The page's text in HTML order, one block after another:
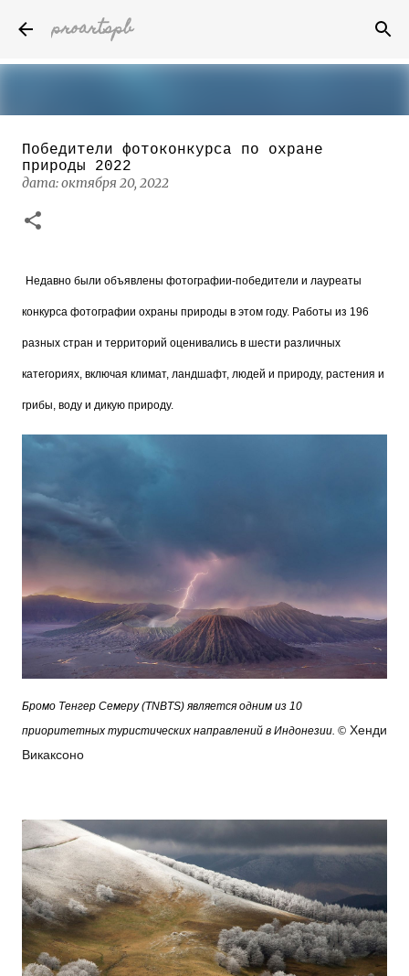
proartspb
Бумажные скульптуры канадского
художника Келвина Николса (Calvin
Nicholls)
Победители фотоконкурса по охране
природы 2022
дата:октября 20, 2022
Недавно были объявлены фотографии-победители и лауреаты
конкурса фотографии охраны природы в этом году. Работы из 196
разных стран и территорий оценивались в шести различных
категориях, включая климат, ландшафт, людей и природу, растения и
грибы, воду и дикую природу.
Бромо Тенгер Семеру (TNBTS) является одним из 10
приоритетных туристических направлений в Индонезии. © Хенди
Викаксоно